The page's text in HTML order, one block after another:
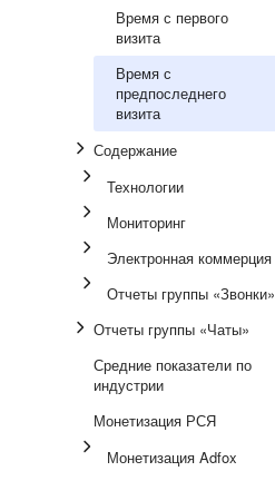
Время с первого
визита
Время с
предпоследнего
визита
Содержание
Технологии
Мониторинг
Электронная коммерция
Отчеты группы «Звонки»
Отчеты группы «Чаты»
Средние показатели по
индустрии
Монетизация РСЯ
Монетизация Adfox